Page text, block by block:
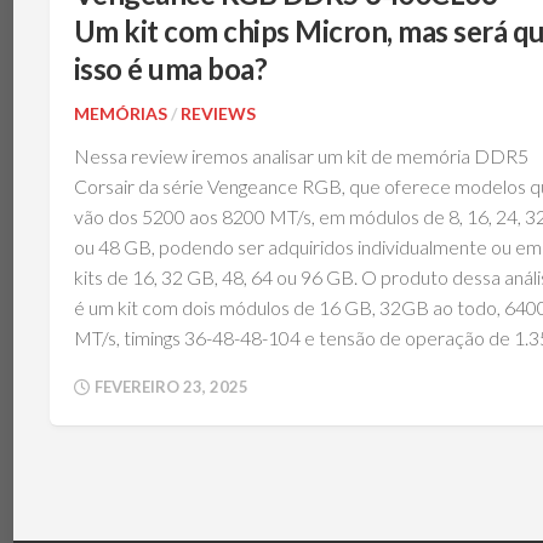
V
MEMÓRIAS
MÃE
DE
SSDS
ARMAZENAMENTO
VGAS
Um kit com chips Micron, mas será
isso é uma boa?
MEMÓRIAS/ REVIEWS
Nessa review iremos analisar um kit de memória DDR5
Corsair da série Vengeance RGB, que oferece modelos
vão dos 5200 aos 8200 MT/s, em módulos de 8, 16, 24,
ou 48 GB, podendo ser adquiridos individualmente ou em
kits de 16, 32 GB, 48, 64 ou 96 GB. O produto dessa
é um kit com dois módulos de 16 GB, 32GB ao todo,
MT/s, timings 36-48-48-104 e tensão de operação de
FEVEREIRO 23, 2025